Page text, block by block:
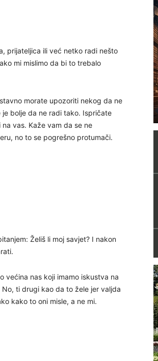
prijateljica ili već netko radi nešto
mi mislimo da bi to trebalo
morate upozoriti nekog da ne
bolje da ne radi tako. Ispričate
vas. Kaže vam da se ne
no to se pogrešno protumači.
Želiš li moj savjet? I nakon
većina nas koji imamo iskustva na
ti drugi kao da to žele jer valjda
kako to oni misle, a ne mi.